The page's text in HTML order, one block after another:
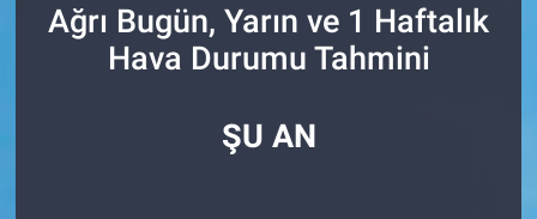
Ağrı Bugün, Yarın ve 1 Haftalık
Hava Durumu Tahmini
ŞU AN